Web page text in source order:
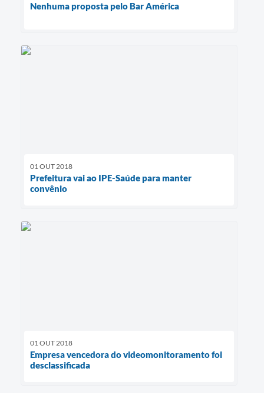
Nenhuma proposta pelo Bar América
01 OUT 2018
Prefeitura vai ao IPE-Saúde para manter
convênio
01 OUT 2018
Empresa vencedora do videomonitoramento foi
desclassificada